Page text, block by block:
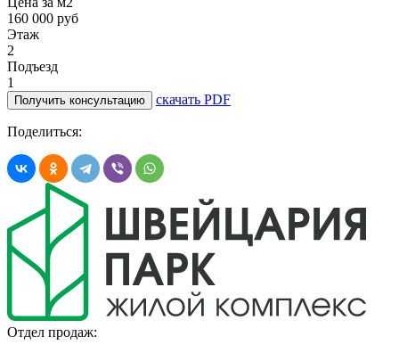
160 000 руб
Этаж
2
Подъезд
1
Получить консультацию скачать PDF
Поделиться:
Отдел продаж: